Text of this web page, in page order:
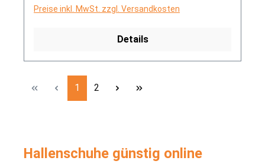
Preise inkl. MwSt. zzgl. Versandkosten
Details
Seite
1 Seite
2
Hallenschuhe günstig online